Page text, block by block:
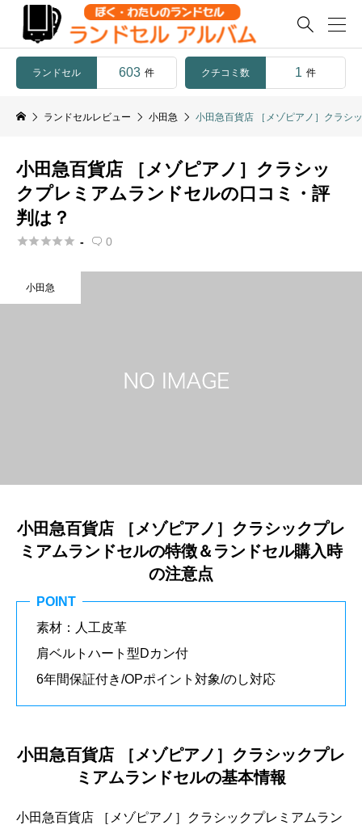

ランドセル 603 件 クチコミ数 1 件
ランドセルレビュー 小田急 小田急百貨店 ［メゾピアノ］クラシ
小田急百貨店 ［メゾピアノ］クラシッ
クプレミアムランドセルの口コミ・評
判は？
 -  0
小田急
小田急百貨店 ［メゾピアノ］クラシックプレ
ミアムランドセルの特徴＆ランドセル購入時
の注意点
POINT
素材：人工皮革
肩ベルトハート型Dカン付
6年間保証付き/OPポイント対象/のし対応
小田急百貨店 ［メゾピアノ］クラシックプレ
ミアムランドセルの基本情報
小田急百貨店 ［メゾピアノ］クラシックプレミアムラン